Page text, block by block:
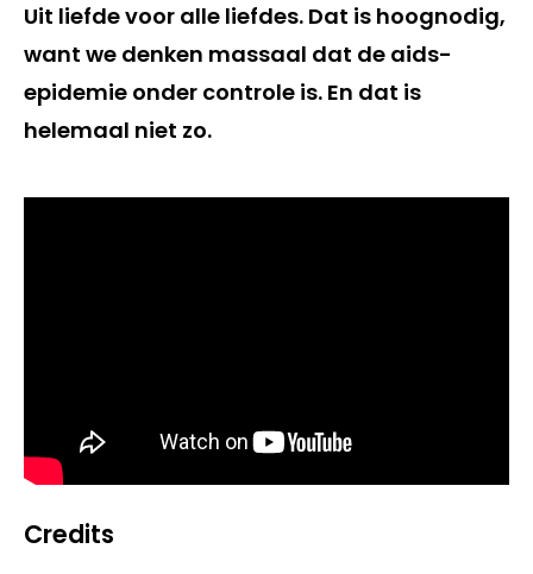
Uit liefde voor alle liefdes. Dat is hoognodig,
want we denken massaal dat de aids-
epidemie onder controle is. En dat is
helemaal niet zo.
Credits